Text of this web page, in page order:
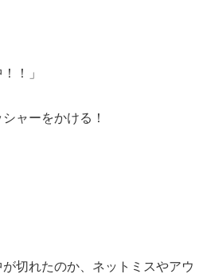
！」
ャーをかける！
切れたのか、ネットミスやアウ